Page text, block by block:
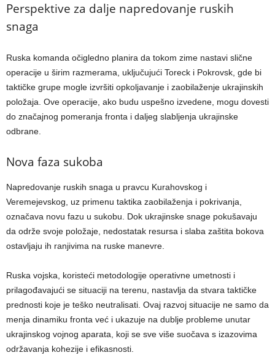
Perspektive za dalje napredovanje ruskih
snaga
Ruska komanda očigledno planira da tokom zime nastavi slične
operacije u širim razmerama, uključujući Toreck i Pokrovsk, gde bi
taktičke grupe mogle izvršiti opkoljavanje i zaobilaženje ukrajinskih
položaja. Ove operacije, ako budu uspešno izvedene, mogu dovesti
do značajnog pomeranja fronta i daljeg slabljenja ukrajinske
odbrane.
Nova faza sukoba
Napredovanje ruskih snaga u pravcu Kurahovskog i
Veremejevskog, uz primenu taktika zaobilaženja i pokrivanja,
označava novu fazu u sukobu. Dok ukrajinske snage pokušavaju
da održe svoje položaje, nedostatak resursa i slaba zaštita bokova
ostavljaju ih ranjivima na ruske manevre.
Ruska vojska, koristeći metodologije operativne umetnosti i
prilagođavajući se situaciji na terenu, nastavlja da stvara taktičke
prednosti koje je teško neutralisati. Ovaj razvoj situacije ne samo da
menja dinamiku fronta već i ukazuje na dublje probleme unutar
ukrajinskog vojnog aparata, koji se sve više suočava s izazovima
održavanja kohezije i efikasnosti.